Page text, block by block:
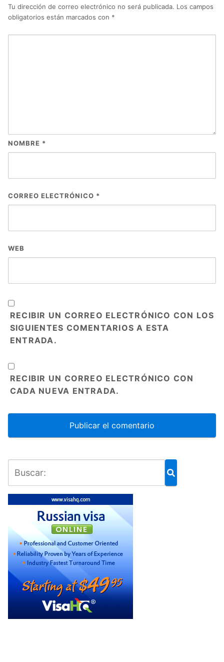
Tu dirección de correo electrónico no será publicada. Los campos
obligatorios están marcados con *
NOMBRE *
CORREO ELECTRÓNICO *
WEB
RECIBIR UN CORREO ELECTRÓNICO CON LOS
SIGUIENTES COMENTARIOS A ESTA
ENTRADA.
RECIBIR UN CORREO ELECTRÓNICO CON
CADA NUEVA ENTRADA.